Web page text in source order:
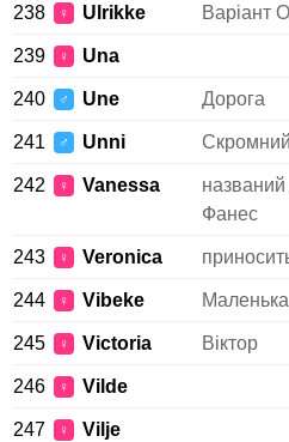
238 ♀ Ulrikke Варіант
239 ♀ Una
240 ♂ Une Дорога
241 ♂ Unni Скромний
242 ♀ Vanessa
названий
Фанес
243 ♀ Veronica
244 ♀ Vibeke
245 ♀ Victoria Віктор
246 ♀ Vilde
247 ♀ Vilje